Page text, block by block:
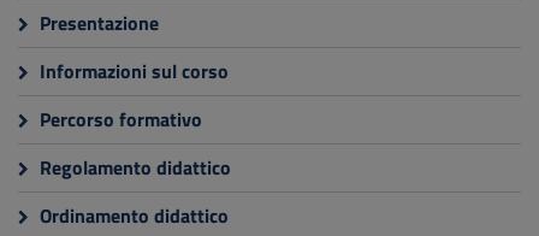
al
Footer
Presentazione
Informazioni sul corso
Percorso formativo
Regolamento didattico
Ordinamento didattico